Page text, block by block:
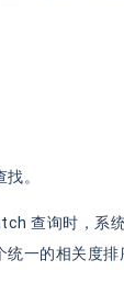
。
查询时，系
一的相关度排